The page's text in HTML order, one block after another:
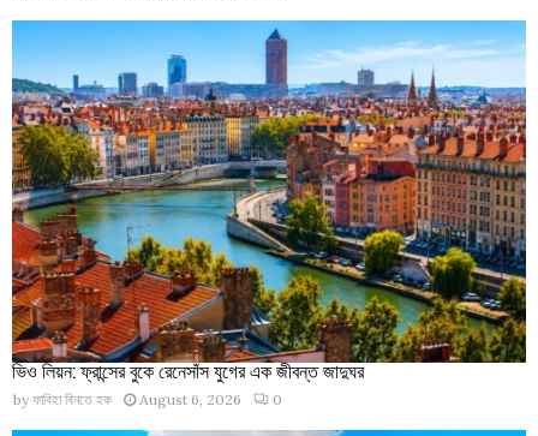
ভিও লিয়ন: ফ্রান্সের বুকে রেনেসাঁস যুগের এক জীবন্ত জাদুঘর
by ফাবিহা বিনতে হক August 6, 2026 0